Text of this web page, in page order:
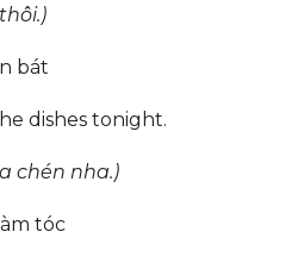
thôi.)
bát
dishes tonight.
chén nha.)
tóc